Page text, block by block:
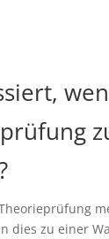
dies zu einer